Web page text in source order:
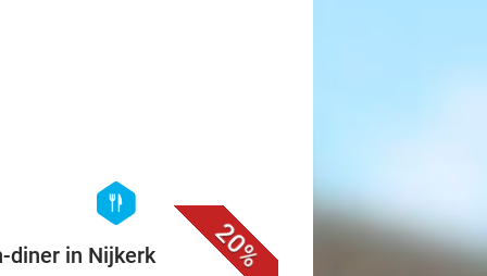
20%
hexagon
food
diner in Nijkerk